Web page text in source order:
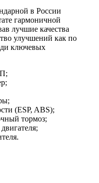
в России
гармоничной
лучшие качества
улучшений как по
ключевых
(ESP, ABS);
тормоз;